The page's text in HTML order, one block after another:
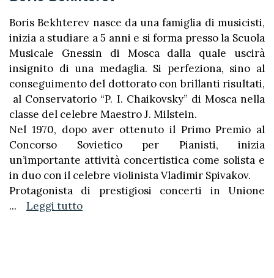
Boris Bekhterev nasce da una famiglia di musicisti,
inizia a studiare a 5 anni e si forma presso la Scuola
Musicale Gnessin di Mosca dalla quale uscirà
insignito di una medaglia. Si perfeziona, sino al
conseguimento del dottorato con brillanti risultati,
al Conservatorio “P. I. Chaikovsky” di Mosca nella
classe del celebre Maestro J. Milstein.
Nel 1970, dopo aver ottenuto il Primo Premio al
Concorso Sovietico per Pianisti, inizia
un’importante attività concertistica come solista e
in duo con il celebre violinista Vladimir Spivakov.
Protagonista di prestigiosi concerti in Unione
...
Leggi tutto